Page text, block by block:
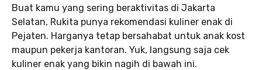
Buat kamu yang sering beraktivitas di Jakarta
Selatan, Rukita punya rekomendasi kuliner enak di
Pejaten. Harganya tetap bersahabat untuk anak kost
maupun pekerja kantoran. Yuk, langsung saja cek
kuliner enak yang bikin nagih di bawah ini.